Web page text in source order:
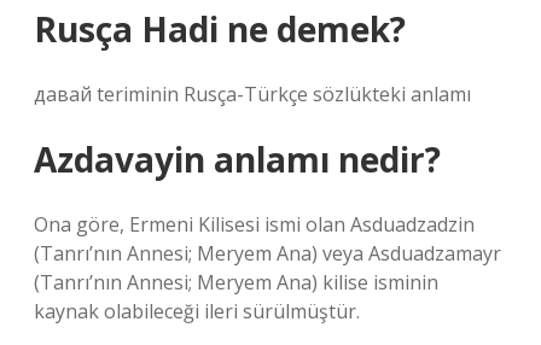
Rusça Hadi ne demek?
давай teriminin Rusça-Türkçe sözlükteki anlamı
Azdavayin anlamı nedir?
Ona göre, Ermeni Kilisesi ismi olan Asduadzadzin
(Tanrı’nın Annesi; Meryem Ana) veya Asduadzamayr
(Tanrı’nın Annesi; Meryem Ana) kilise isminin
kaynak olabileceği ileri sürülmüştür.